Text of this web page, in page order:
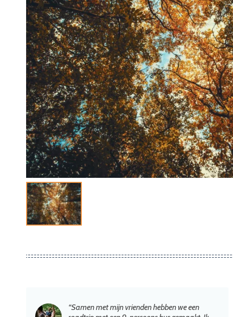
“Samen met mijn vrienden hebben we een